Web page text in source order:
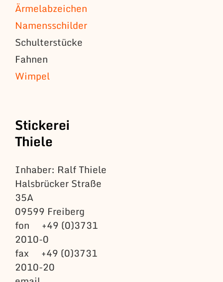
Ärmelabzeichen
Namensschilder
Schulterstücke
Fahnen
Wimpel
Stickerei
Thiele
Inhaber: Ralf Thiele
Halsbrücker Straße
35A
09599 Freiberg
fon +49 (0)3731
2010-0
fax +49 (0)3731
2010-20